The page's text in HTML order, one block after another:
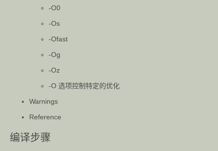
-O0
-Os
-Ofast
-Og
-Oz
-O 选项控制特定的优化
Warnings
Reference
编译步骤